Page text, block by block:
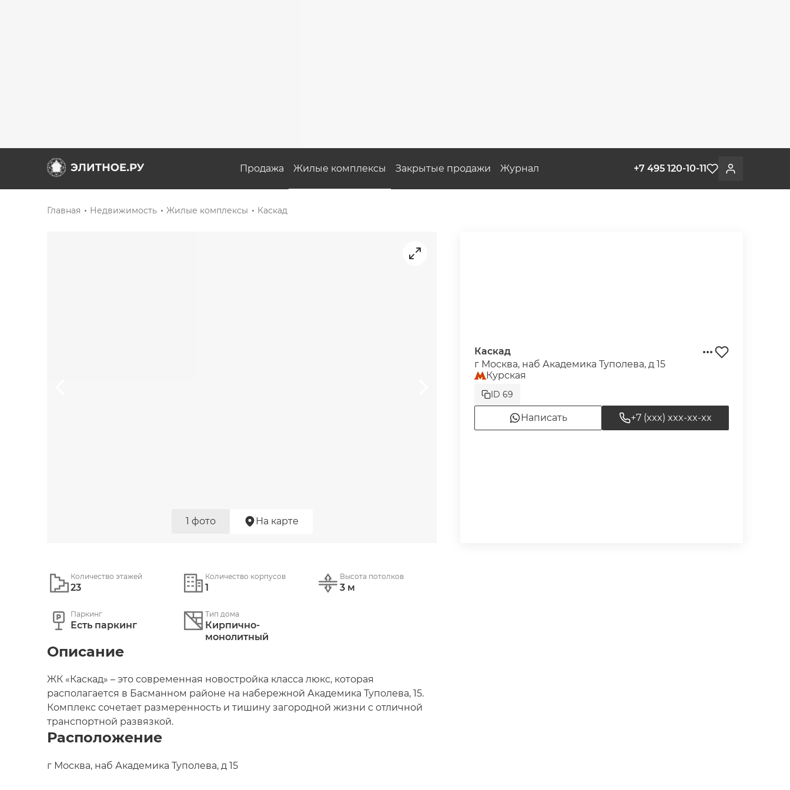
Продажа Жилые комплексы Закрытые продажи Журнал
Войти
Избранное
+7 495 120-10-11
Главная Недвижимость Жилые комплексы Каскад
Нашли идеальный вариант?
Подскажем лучшие условия сделки
Забронировать просмотр
1 фото На карте
Каскад
г Москва, наб Академика Туполева, д 15
Курская
ID 69
Написать +7 (xxx) xxx-xx-xx
Количество этажей
23
Количество корпусов
1
Высота потолков
3 м
Паркинг
Есть паркинг
Тип дома
Кирпично-
монолитный
Описание
ЖК «Каскад» – это современная новостройка класса люкс, которая
располагается в Басманном районе на набережной Академика Туполева, 15.
Комплекс сочетает размеренность и тишину загородной жизни с отличной
транспортной развязкой.
рынке недвижимости, поэтому здесь учитывается каждая деталь, чтобы
Расположение
г Москва, наб Академика Туполева, д 15